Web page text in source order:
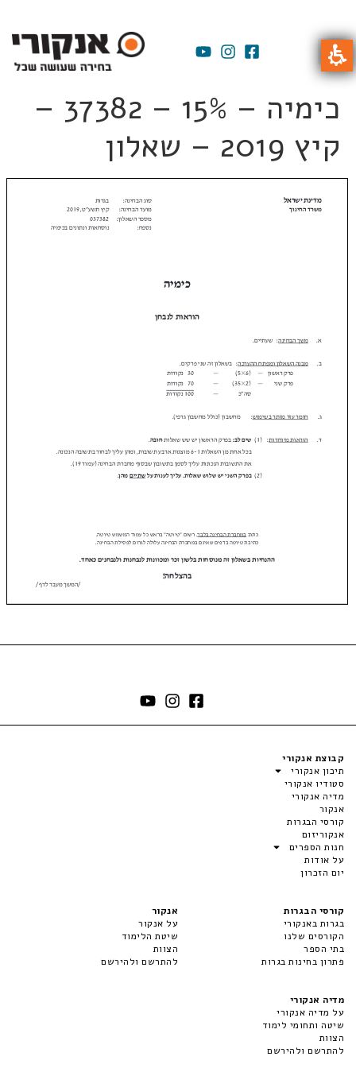
כימיה – 15% – 37382 –
קיץ 2019 – שאלון
קבוצת אנקורי
תיכון אנקורי
סטודיו אנקורי
מדיה אנקורי
אנקור
קורסי הבגרות
אנקוריזום
חנות הספרים
על אודות
יום הזכרון
קורסי הבגרות
בגרות באנקורי
הקורסים שלנו
בתי הספר
פתרון בחינות בגרות
אנקור
על אנקור
שיטת הלימוד
הצוות
להתרשם ולהירשם
מדיה אנקורי
על מדיה אנקורי
שיטה ותחומי לימוד
הצוות
להתרשם ולהירשם